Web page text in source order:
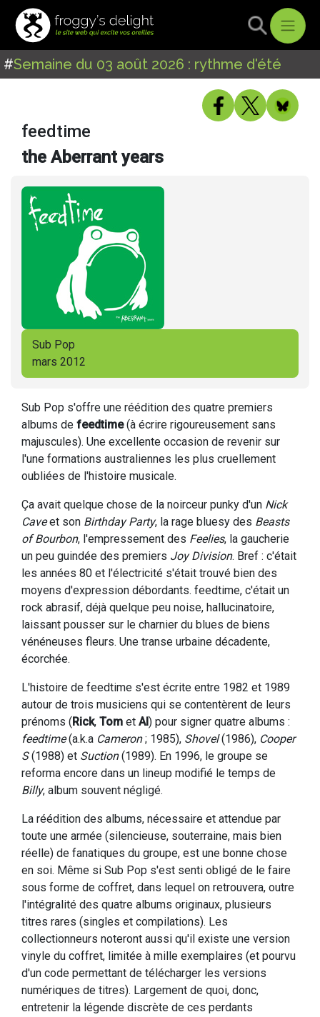
#Semaine du 03 août 2026 : rythme d'été
feedtime
the Aberrant years
Sub Pop
mars 2012
Sub Pop s'offre une réédition des quatre premiers
albums de feedtime(à écrire rigoureusement sans
majuscules). Une excellente occasion de revenir sur
l'une formations australiennes les plus cruellement
oubliées de l'histoire musicale.
Ça avait quelque chose de la noirceur punky d'un Nick
Caveet son Birthday Party, la rage bluesy des Beasts
of Bourbon, l'empressement des Feelies, la gaucherie
un peu guindée des premiers Joy Division. Bref : c'était
les années 80 et l'électricité s'était trouvé bien des
moyens d'expression débordants. feedtime, c'était un
rock abrasif, déjà quelque peu noise, hallucinatoire,
laissant pousser sur le charnier du blues de biens
vénéneuses fleurs. Une transe urbaine décadente,
écorchée.
L'histoire de feedtime s'est écrite entre 1982 et 1989
autour de trois musiciens qui se contentèrent de leurs
prénoms (Rick, Tom et Al) pour signer quatre albums :
feedtime(a.k.a Cameron; 1985), Shovel(1986), Cooper
S(1988) et Suction(1989). En 1996, le groupe se
reforma encore dans un lineup modifié le temps de
Billy, album souvent négligé.
La réédition des albums, nécessaire et attendue par
toute une armée (silencieuse, souterraine, mais bien
réelle) de fanatiques du groupe, est une bonne chose
en soi. Même si Sub Pop s'est senti obligé de le faire
sous forme de coffret, dans lequel on retrouvera, outre
l'intégralité des quatre albums originaux, plusieurs
titres rares (singles et compilations). Les
collectionneurs noteront aussi qu'il existe une version
vinyle du coffret, limitée à mille exemplaires (et pourvu
d'un code permettant de télécharger les versions
numériques de titres). Largement de quoi, donc,
entretenir la légende discrète de ces perdants